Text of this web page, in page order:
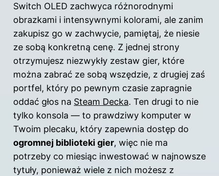
Switch OLED zachwyca różnorodnymi
obrazkami i intensywnymi kolorami, ale zanim
zakupisz go w zachwycie, pamiętaj, że niesie
ze sobą konkretną cenę. Z jednej strony
otrzymujesz niezwykły zestaw gier, które
można zabrać ze sobą wszędzie, z drugiej zaś
portfel, który po pewnym czasie zapragnie
oddać głos na Steam Decka. Ten drugi to nie
tylko konsola — to prawdziwy komputer w
Twoim plecaku, który zapewnia dostęp do
ogromnej biblioteki gier, więc nie ma
potrzeby co miesiąc inwestować w najnowsze
tytuły, ponieważ wiele z nich możesz z